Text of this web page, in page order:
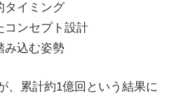
タイミング
コンセプト設計
み込む姿勢
、累計約1億回という結果に